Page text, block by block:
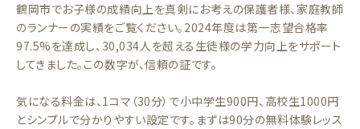
鶴岡市でお子様の成績向上を真剣にお考えの保護者様、家庭教師
のランナーの実績をご覧ください。2024年度は第一志望合格率
97.5%を達成し、30,034人を超える生徒様の学力向上をサポート
してきました。この数字が、信頼の証です。
気になる料金は、1コマ（30分）で小中学生900円、高校生1000円
とシンプルで分かりやすい設定です。まずは90分の無料体験レッス